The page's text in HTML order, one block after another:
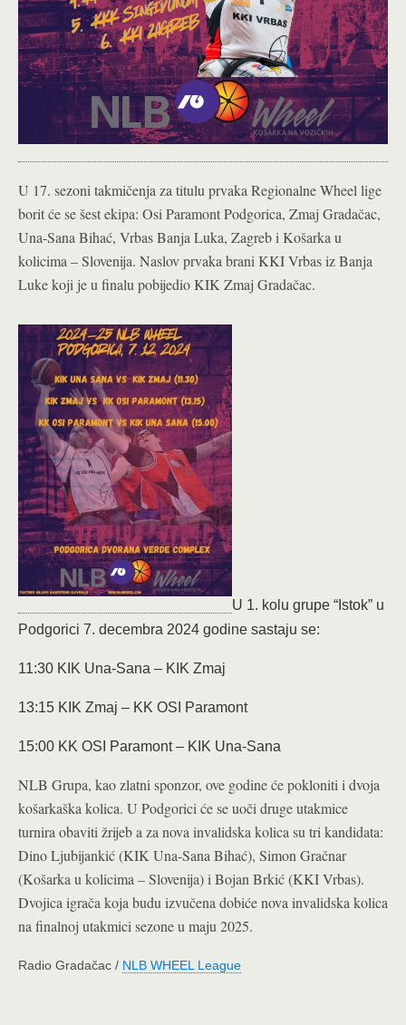
U 17. sezoni takmičenja za titulu prvaka Regionalne Wheel lige
borit će se šest ekipa: Osi Paramont Podgorica, Zmaj Gradačac,
Una-Sana Bihać, Vrbas Banja Luka, Zagreb i Košarka u
kolicima – Slovenija. Naslov prvaka brani KKI Vrbas iz Banja
Luke koji je u finalu pobijedio KIK Zmaj Gradačac.
U 1. kolu grupe “Istok” u
Podgorici 7. decembra 2024 godine sastaju se:
11:30 KIK Una-Sana – KIK Zmaj
13:15 KIK Zmaj – KK OSI Paramont
15:00 KK OSI Paramont – KIK Una-Sana
NLB Grupa, kao zlatni sponzor, ove godine će pokloniti i dvoja
košarkaška kolica. U Podgorici će se uoči druge utakmice
turnira obaviti žrijeb a za nova invalidska kolica su tri kandidata:
Dino Ljubijankić (KIK Una-Sana Bihać), Simon Gračnar
(Košarka u kolicima – Slovenija) i Bojan Brkić (KKI Vrbas).
Dvojica igrača koja budu izvučena dobiće nova invalidska kolica
na finalnoj utakmici sezone u maju 2025.
Radio Gradačac / NLB WHEEL League